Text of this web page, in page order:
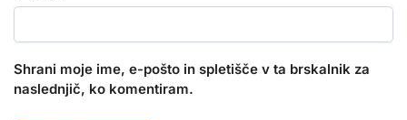
Shrani moje ime, e-pošto in spletišče v ta brskalnik za
naslednjič, ko komentiram.